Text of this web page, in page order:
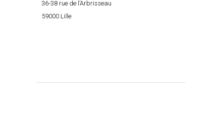
36-38 rue de l’Arbrisseau
59000 Lille